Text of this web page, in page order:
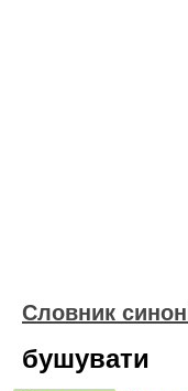
Словник
бушувати